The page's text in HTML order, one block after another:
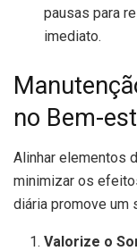
pausas para
imediato.
no Bem-
Alinhar elementos
minimizar os
diária promove um
Valorize o